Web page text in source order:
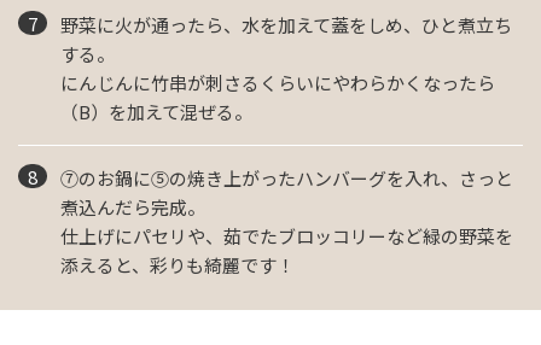
野菜に火が通ったら、水を加えて蓋をしめ、ひと煮立ち
する。
にんじんに竹串が刺さるくらいにやわらかくなったら
（B）を加えて混ぜる。
⑦のお鍋に⑤の焼き上がったハンバーグを入れ、さっと
煮込んだら完成。
仕上げにパセリや、茹でたブロッコリーなど緑の野菜を
添えると、彩りも綺麗です！